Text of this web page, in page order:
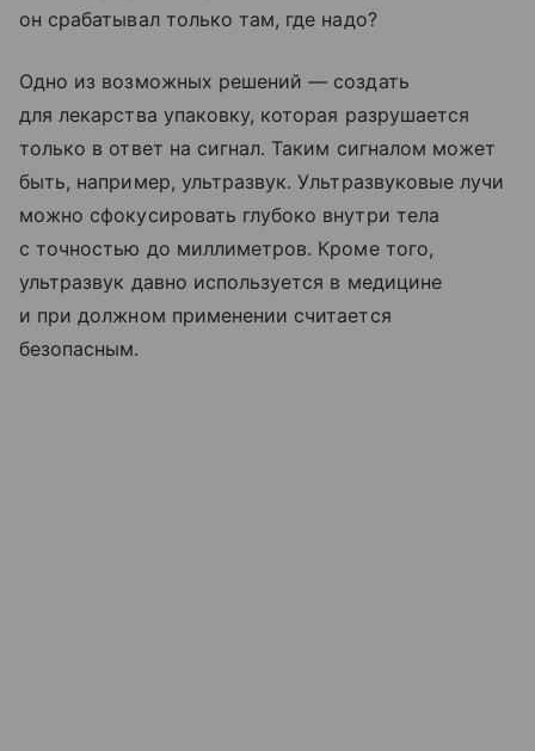
он срабатывал только там, где надо?
Одно из возможных решений — создать
для лекарства упаковку, которая разрушается
только в ответ на сигнал. Таким сигналом может
быть, например, ультразвук. Ультразвуковые лучи
можно сфокусировать глубоко внутри тела
с точностью до миллиметров. Кроме того,
ультразвук давно используется в медицине
и при должном применении считается
безопасным.